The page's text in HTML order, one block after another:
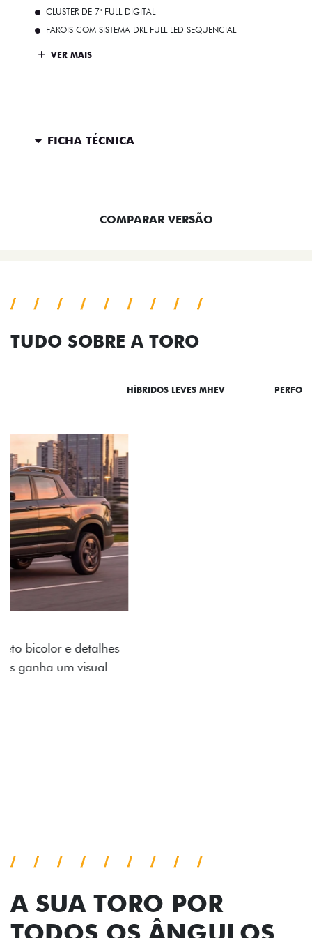
CLUSTER DE 7" FULL DIGITAL
FAROIS COM SISTEMA DRL FULL LED SEQUENCIAL
VER MAIS
FICHA TÉCNICA
COMPARAR VERSÃO
TUDO SOBRE A TORO
HÍBRIDOS LEVES MHEV
Os adesivos aplicados no capô e nas laterais
reforçam a identidade única dessa edição para lá de
TODOS OS ÂNGULOS